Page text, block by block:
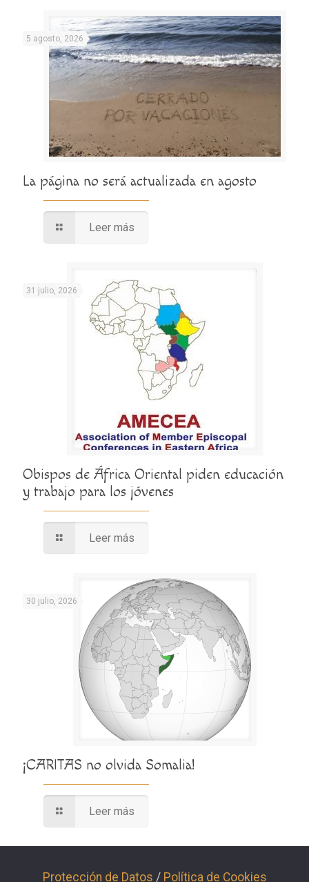
5 agosto, 2026
La página no será actualizada en agosto
Leer más
31 julio, 2026
Obispos de África Oriental piden educación
y trabajo para los jóvenes
Leer más
30 julio, 2026
¡CARITAS no olvida Somalia!
Leer más
Protección de Datos / Política de Cookies